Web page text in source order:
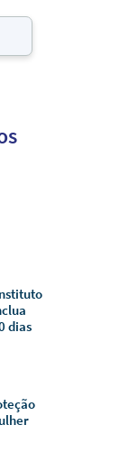
dias